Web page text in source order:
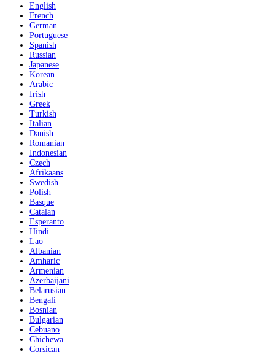
English
French
German
Portuguese
Spanish
Russian
Japanese
Korean
Arabic
Irish
Greek
Turkish
Italian
Danish
Romanian
Indonesian
Czech
Afrikaans
Swedish
Polish
Basque
Catalan
Esperanto
Hindi
Lao
Albanian
Amharic
Armenian
Azerbaijani
Belarusian
Bengali
Bosnian
Bulgarian
Cebuano
Chichewa
Corsican